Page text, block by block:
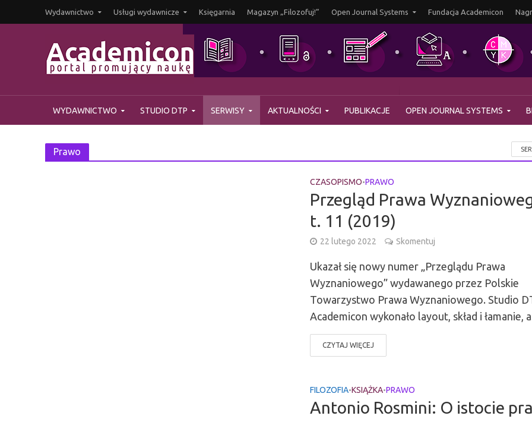
Wydawnictwo Usługi wydawnicze Księgarnia Magazyn „Filozofuj!” Open Journal Systems Fundacja Academicon
WYDAWNICTWO STUDIO DTP SERWISY AKTUALNOŚCI PUBLIKACJE OPEN JOURNAL SYSTEMS
Prawo
CZASOPISMO•PRAWO
Przegląd Prawa
t. 11 (2019)
22 lutego 2022 Skomentuj
Ukazał się nowy numer „Przeglądu Prawa
Wyznaniowego” wydawanego przez Polskie
Towarzystwo Prawa Wyznaniowego. Studio
Academicon wykonało layout, skład i łamanie,
CZYTAJ WIĘCEJ
FILOZOFIA•KSIĄŻKA•PRAWO
Antonio Rosmini: O istocie